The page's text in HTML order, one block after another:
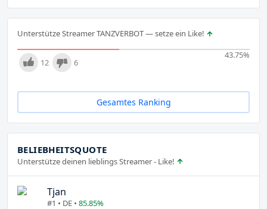
Unterstütze Streamer TANZVERBOT — setze ein Like!
43.75%
12 6
Gesamtes Ranking
BELIEBHEITSQUOTE
Unterstütze deinen lieblings Streamer - Like!
Tjan
#1 • DE • 85.85%